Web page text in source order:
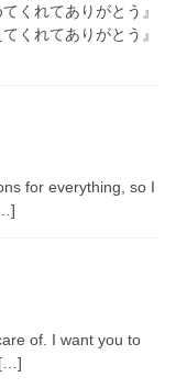
れてありがとう』
くれてありがとう』
for everything, so I
of. I want you to
[…]